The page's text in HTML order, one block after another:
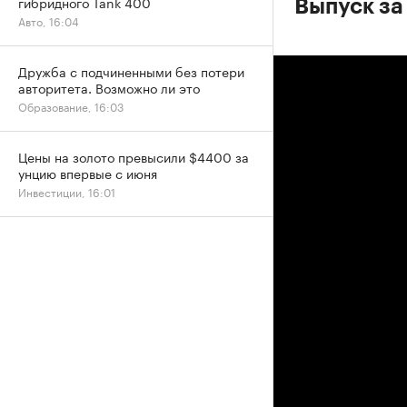
Выпуск
Авто, 16:04
Дружба с подчиненными без потери
авторитета. Возможно ли это
Образование, 16:03
Цены на золото превысили $4400 за
унцию впервые с июня
Инвестиции, 16:01